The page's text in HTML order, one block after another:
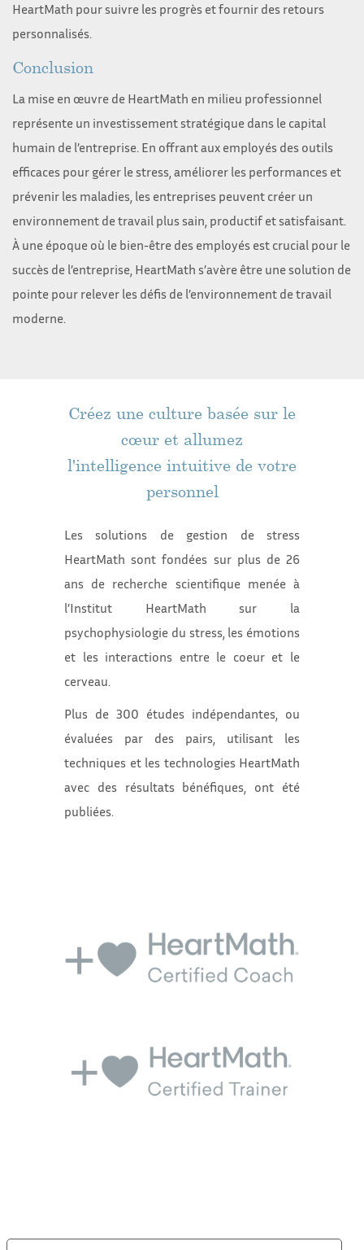
HeartMath pour suivre les progrès et fournir des retours
personnalisés.
Conclusion
La mise en œuvre de HeartMath en milieu professionnel
représente un investissement stratégique dans le capital
humain de l’entreprise. En offrant aux employés des outils
efficaces pour gérer le stress, améliorer les performances et
prévenir les maladies, les entreprises peuvent créer un
environnement de travail plus sain, productif et satisfaisant.
À une époque où le bien-être des employés est crucial pour le
succès de l’entreprise, HeartMath s’avère être une solution de
pointe pour relever les défis de l’environnement de travail
moderne.
Créez une culture basée sur le
cœur et allumez
l'intelligence intuitive de votre
personnel
Les solutions de gestion de stress
HeartMath sont fondées sur plus de 26
ans de recherche scientifique menée à
l’Institut HeartMath sur la
psychophysiologie du stress, les émotions
et les interactions entre le coeur et le
cerveau.
Plus de 300 études indépendantes, ou
évaluées par des pairs, utilisant les
techniques et les technologies HeartMath
avec des résultats bénéfiques, ont été
publiées.